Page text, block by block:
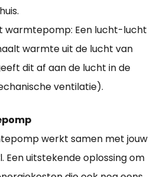
warmtepomp: Een lucht-lucht
warmte uit de lucht van
dit af aan de lucht in de
ventilatie).
werkt samen met jouw
Een uitstekende oplossing om